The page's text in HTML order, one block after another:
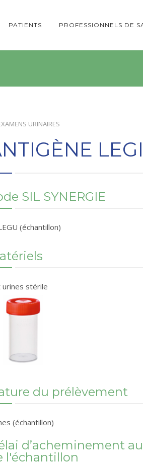
PATIENTS PROFESSIONNELS DE
URINAIRES
SIL SYNERGIE
(échantillon)
urines stérile
du prélèvement
(échantillon)
d’acheminement
l'échantillon